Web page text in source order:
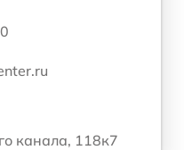
канала, 118к7